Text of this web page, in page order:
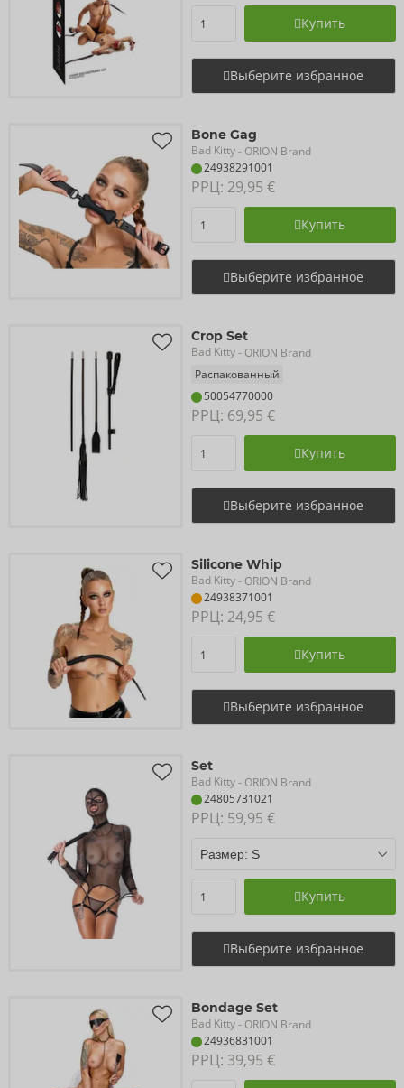
Купить
Выберите избранное
Bone Gag
Bad Kitty- ORION Brand
24938291001
РРЦ: 29,95 €
Купить
Выберите избранное
Crop Set
Bad Kitty- ORION Brand
Распакованный
50054770000
РРЦ: 69,95 €
Купить
Выберите избранное
Silicone Whip
Bad Kitty- ORION Brand
24938371001
РРЦ: 24,95 €
Купить
Выберите избранное
Set
Bad Kitty- ORION Brand
24805731021
РРЦ: 59,95 €
Купить
Выберите избранное
Bondage Set
Bad Kitty- ORION Brand
24936831001
РРЦ: 39,95 €